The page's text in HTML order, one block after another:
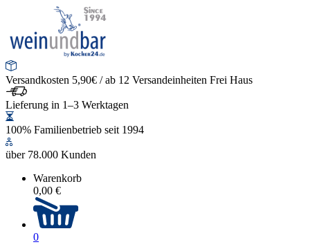
Versandkosten 5,90€ / ab 12 Versandeinheiten Frei Haus
Lieferung in 1–3 Werktagen
100% Familienbetrieb seit 1994
über 78.000 Kunden
Warenkorb
0,00 €
0